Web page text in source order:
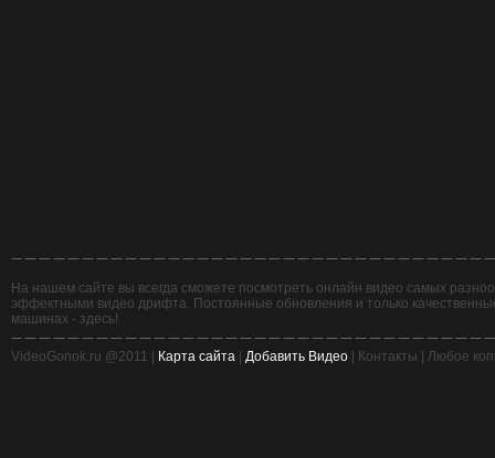
На нашем сайте вы всегда сможете посмотреть онлайн видео самых
эффектными видео дрифта. Постоянные обновления и только
машинах - здесь!
VideoGonok.ru @2011 | Карта сайта Добавить Видео | Контакты | Любое